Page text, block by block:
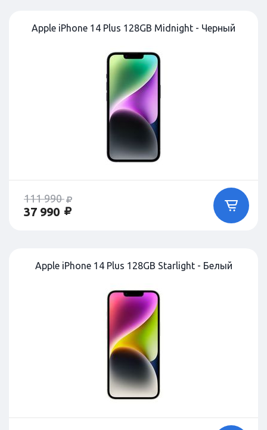
Apple iPhone 14 Plus 128GB Midnight - Черный
111 990
37 990
Apple iPhone 14 Plus 128GB Starlight - Белый